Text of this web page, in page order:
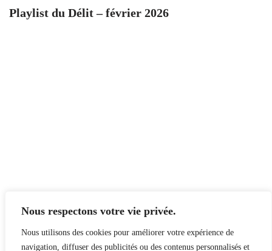
Nous respectons votre vie privée.
Nous utilisons des cookies pour améliorer votre expérience de
navigation, diffuser des publicités ou des contenus personnalisés et
Playlist du Délit – février 2026